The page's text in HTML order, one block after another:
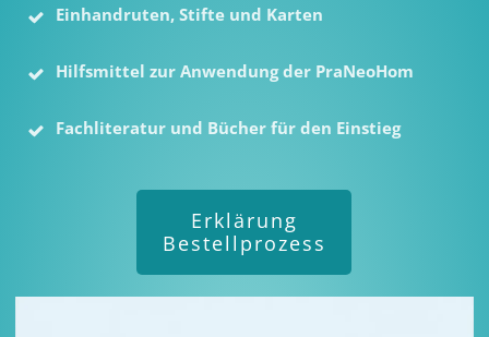
Einhandruten, Stifte und Karten
Hilfsmittel zur Anwendung der PraNeoHom
Fachliteratur und Bücher für den Einstieg
Erklärung
Bestellprozess